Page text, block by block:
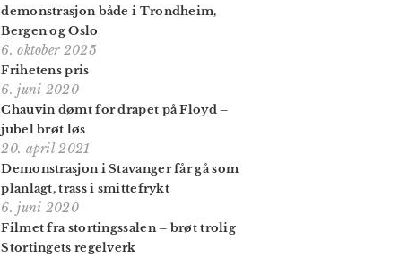
demonstrasjon både i Trondheim,
Bergen og Oslo
6. oktober 2025
Frihetens pris
6. juni 2020
Chauvin dømt for drapet på Floyd –
jubel brøt løs
20. april 2021
Demonstrasjon i Stavanger får gå som
planlagt, trass i smittefrykt
6. juni 2020
Filmet fra stortingssalen – brøt trolig
Stortingets regelverk